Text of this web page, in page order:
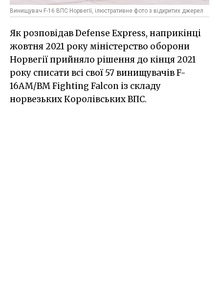
Винищувач F-16 ВПС Норвегії, ілюстративне фото з відкритих джерел
Як розповідав Defense Express, наприкінці
жовтня 2021 року міністерство оборони
Норвегії прийняло рішення до кінця 2021
року списати всі свої 57 винищувачів F-
16AM/BM Fighting Falcon із складу
норвезьких Королівських ВПС.